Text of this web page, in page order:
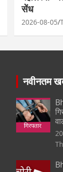
सेंध
2026-08-05
नवीनतम